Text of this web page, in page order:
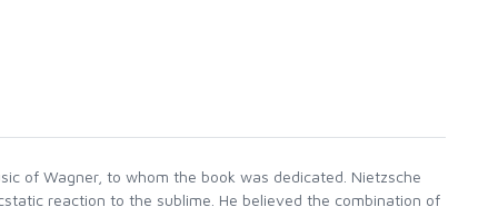
of Wagner, to whom the book was dedicated. Nietzsche
reaction to the sublime. He believed the combination of